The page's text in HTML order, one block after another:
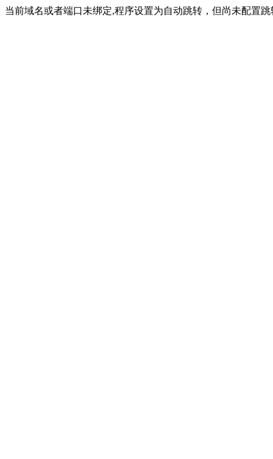
当前域名或者端口未绑定,程序设置为自动跳转，但尚未配置